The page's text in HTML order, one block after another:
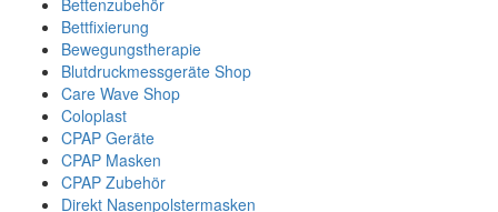
Bettenzubehör
Bettfixierung
Bewegungstherapie
Blutdruckmessgeräte Shop
Care Wave Shop
Coloplast
CPAP Geräte
CPAP Masken
CPAP Zubehör
Direkt Nasenpolstermasken